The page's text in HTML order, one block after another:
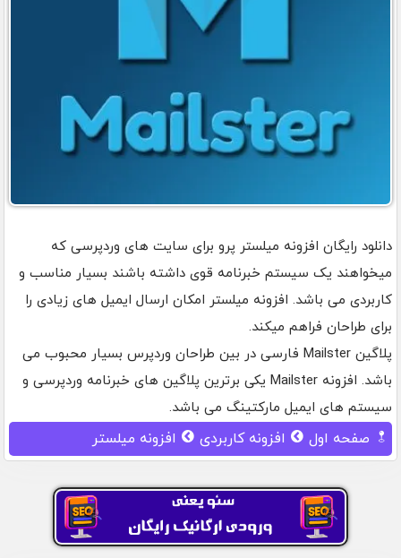
دانلود رایگان افزونه میلستر پرو برای سایت های وردپرسی که
میخواهند یک سیستم خبرنامه قوی داشته باشند بسیار مناسب و
کاربردی می باشد. افزونه میلستر امکان ارسال ایمیل های زیادی را
برای طراحان فراهم میکند.
پلاگین Mailster فارسی در بین طراحان وردپرس بسیار محبوب می
باشد. افزونه Mailster یکی برترین پلاگین های خبرنامه وردپرسی و
سیستم های ایمیل مارکتینگ می باشد.
صفحه اول افزونه کاربردی افزونه میلستر